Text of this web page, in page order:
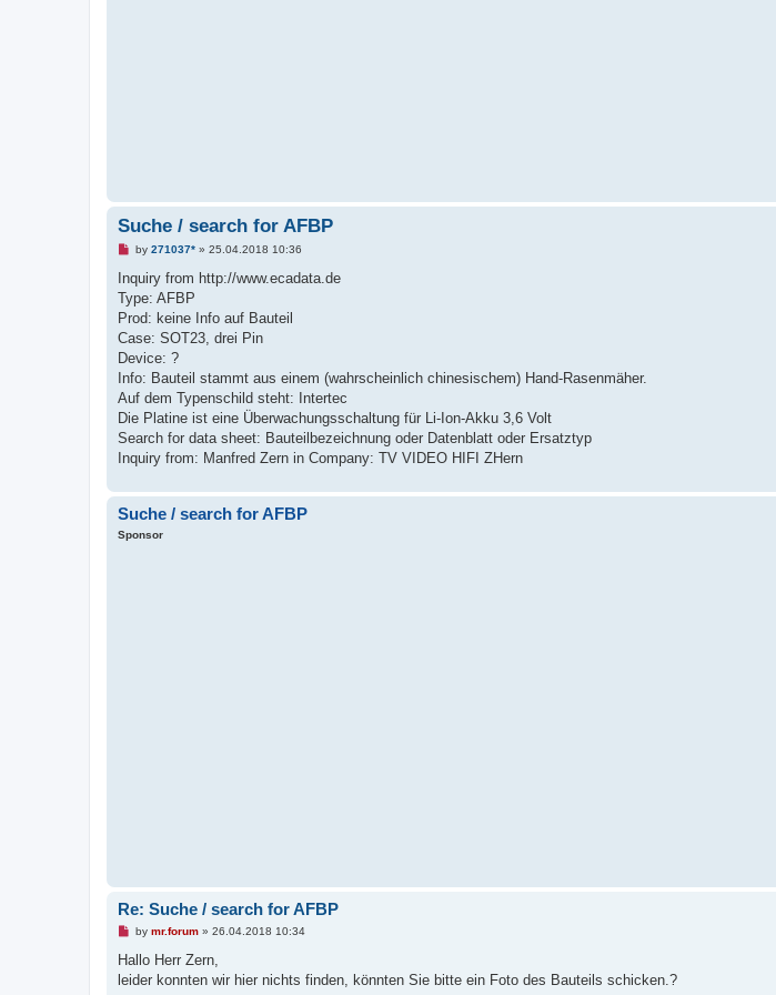
Suche / search for AFBP
U
r
e
a
d
o
s
by 271037*» 25.04.2018 10:36
Inquiry from http://www.ecadata.de
Type: AFBP
Prod: keine Info auf Bauteil
Case: SOT23, drei Pin
Device: ?
Info: Bauteil stammt aus einem (wahrscheinlich chinesischem) Hand-Rasenmäher.
Auf dem Typenschild steht: Intertec
Die Platine ist eine Überwachungsschaltung für Li-Ion-Akku 3,6 Volt
Search for data sheet: Bauteilbezeichnung oder Datenblatt oder Ersatztyp
Inquiry from: Manfred Zern in Company: TV VIDEO HIFI ZHern
Suche / search for AFBP
Sponsor
Re: Suche / search for AFBP
U
r
a
by mr.forum» 26.04.2018 10:34
Hallo Herr Zern,
leider konnten wir hier nichts finden, könnten Sie bitte ein Foto des Bauteils schicken.?